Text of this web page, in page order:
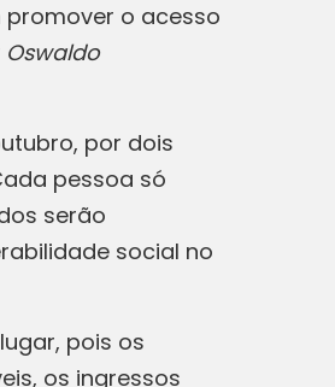
promover o acesso
Oswaldo
por dois
pessoa só
serão
social no
pois os
os ingressos